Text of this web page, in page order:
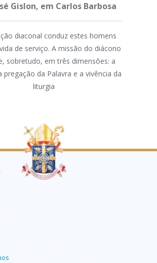
Gislon, em Carlos Barbosa
diaconal conduz estes homens
de serviço. A missão do diácono
sobretudo, em três dimensões: a
pregação da Palavra e a vivência da
liturgia